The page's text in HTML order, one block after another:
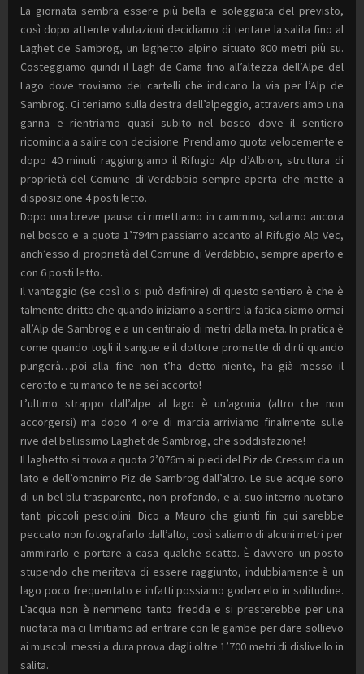
La giornata sembra essere più bella e soleggiata del previsto,
così dopo attente valutazioni decidiamo di tentare la salita fino al
Laghet de Sambrog, un laghetto alpino situato 800 metri più su.
Costeggiamo quindi il Lagh de Cama fino all’altezza dell’Alpe del
Lago dove troviamo dei cartelli che indicano la via per l’Alp de
Sambrog. Ci teniamo sulla destra dell’alpeggio, attraversiamo una
ganna e rientriamo quasi subito nel bosco dove il sentiero
ricomincia a salire con decisione. Prendiamo quota velocemente e
dopo 40 minuti raggiungiamo il Rifugio Alp d’Albion, struttura di
proprietà del Comune di Verdabbio sempre aperta che mette a
disposizione 4 posti letto.
Dopo una breve pausa ci rimettiamo in cammino, saliamo ancora
nel bosco e a quota 1’794m passiamo accanto al Rifugio Alp Vec,
anch’esso di proprietà del Comune di Verdabbio, sempre aperto e
con 6 posti letto.
Il vantaggio (se così lo si può definire) di questo sentiero è che è
talmente dritto che quando iniziamo a sentire la fatica siamo ormai
all’Alp de Sambrog e a un centinaio di metri dalla meta. In pratica è
come quando togli il sangue e il dottore promette di dirti quando
pungerà…poi alla fine non t’ha detto niente, ha già messo il
cerotto e tu manco te ne sei accorto!
L’ultimo strappo dall’alpe al lago è un’agonia (altro che non
accorgersi) ma dopo 4 ore di marcia arriviamo finalmente sulle
rive del bellissimo Laghet de Sambrog, che soddisfazione!
Il laghetto si trova a quota 2’076m ai piedi del Piz de Cressim da un
lato e dell’omonimo Piz de Sambrog dall’altro. Le sue acque sono
di un bel blu trasparente, non profondo, e al suo interno nuotano
tanti piccoli pesciolini. Dico a Mauro che giunti fin qui sarebbe
peccato non fotografarlo dall’alto, così saliamo di alcuni metri per
ammirarlo e portare a casa qualche scatto. È davvero un posto
stupendo che meritava di essere raggiunto, indubbiamente è un
lago poco frequentato e infatti possiamo godercelo in solitudine.
L’acqua non è nemmeno tanto fredda e si presterebbe per una
nuotata ma ci limitiamo ad entrare con le gambe per dare sollievo
ai muscoli messi a dura prova dagli oltre 1’700 metri di dislivello in
salita.